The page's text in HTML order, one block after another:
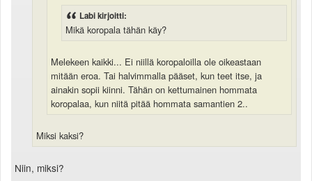
Labi kirjoitti:
Mikä koropala tähän käy?
Melekeen kaikki... Ei niillä koropaloilla ole oikeastaan
mitään eroa. Tai halvimmalla pääset, kun teet itse, ja
ainakin sopii kiinni. Tähän on kettumainen hommata
koropalaa, kun niitä pitää hommata samantien 2..
Miksi kaksi?
Niin, miksi?